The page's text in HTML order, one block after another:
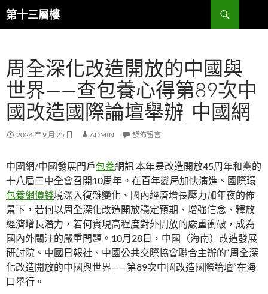
跳
至
內
容
第十三層樓
搜
尋
周全深化改造開放的中國與
世界——查包養心得第89次中
國改造國際論壇舉辦_中國網
2024 年 9 月 25 日 ADMIN 發佈留言
中國網/中國發展門戶包養網訊 本年是改造開放45周年和黨的
十八屆三中全會召開10周年。在百年變局加快演進、國際環
包養網價錢境深入復雜變化、國內經濟增長壓力加年夜的佈
景下，若何以周全深化改造開放穩定預期、增強信念、釋放
經濟增長潛力，若何實現高程度對外開放的嚴重衝破，成為
國內外關注的嚴重問題。10月28日，中國（海南）改造發展
研討院、中國日報社、中國公共交際協會聯合主辦的“周全深
化改造開放的中國與世界——第89次中國改造國際論壇”在海
口舉行。